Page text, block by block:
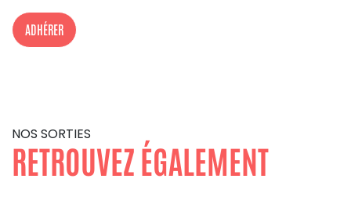
ADHÉRER
NOS SORTIES
RETROUVEZ ÉGALEMENT